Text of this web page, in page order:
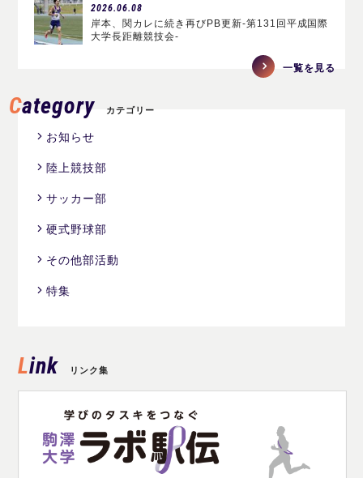
2026.06.08
岸本、関カレに続き再びPB更新-第131回平成国際
大学長距離競技会-
一覧を見る
Category カテゴリー
お知らせ
陸上競技部
サッカー部
硬式野球部
その他部活動
特集
Link リンク集